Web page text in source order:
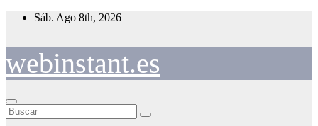
Saltar
Sáb. Ago 8th, 2026
webinstant.es